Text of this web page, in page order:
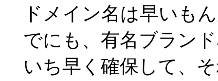
ドメイン名は早いも
でにも、有名ブラン
いち早く確保して、